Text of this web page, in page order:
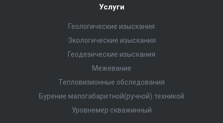
Услуги
Геологические изыскания
Экологические изыскания
Геодезические изыскания
Межевание
Тепловизионные обследования
Бурение малогабаритной(ручной) техникой
Уровнемер скважинный